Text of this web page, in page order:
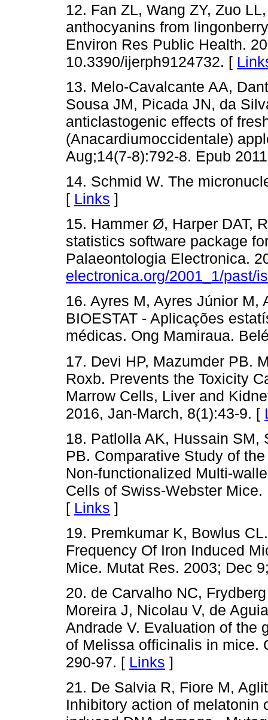
12. Fan ZL, Wang ZY, Zuo
anthocyanins from
Environ Res Public Health.
10.3390/ijerph9124732. [
13. Melo-Cavalcante AA,
Sousa JM, Picada JN, da
anticlastogenic effects of
(Anacardiumoccidentale)
Aug;14(7-8):792-8. Epub
14. Schmid W. The
[ Links ]
15. Hammer Ø, Harper DAT,
statistics software package
Palaeontologia Electronica.
electronica.org/2001_1/past/
16. Ayres M, Ayres Júnior M,
BIOESTAT - Aplicações
médicas. Ong Mamiraua.
17. Devi HP, Mazumder PB.
Roxb. Prevents the Toxicity
Marrow Cells, Liver and
2016, Jan-March, 8(1):43-9. [
18. Patlolla AK, Hussain SM,
PB. Comparative Study of
Non-functionalized Multi-
Cells of Swiss-Webster
[ Links ]
19. Premkumar K, Bowlus
Frequency Of Iron Induced
Mice. Mutat Res. 2003; Dec
20. de Carvalho NC,
Moreira J, Nicolau V, de
Andrade V. Evaluation of the
of Melissa officinalis in mice.
290-97. [ Links ]
21. De Salvia R, Fiore M,
Inhibitory action of melatonin